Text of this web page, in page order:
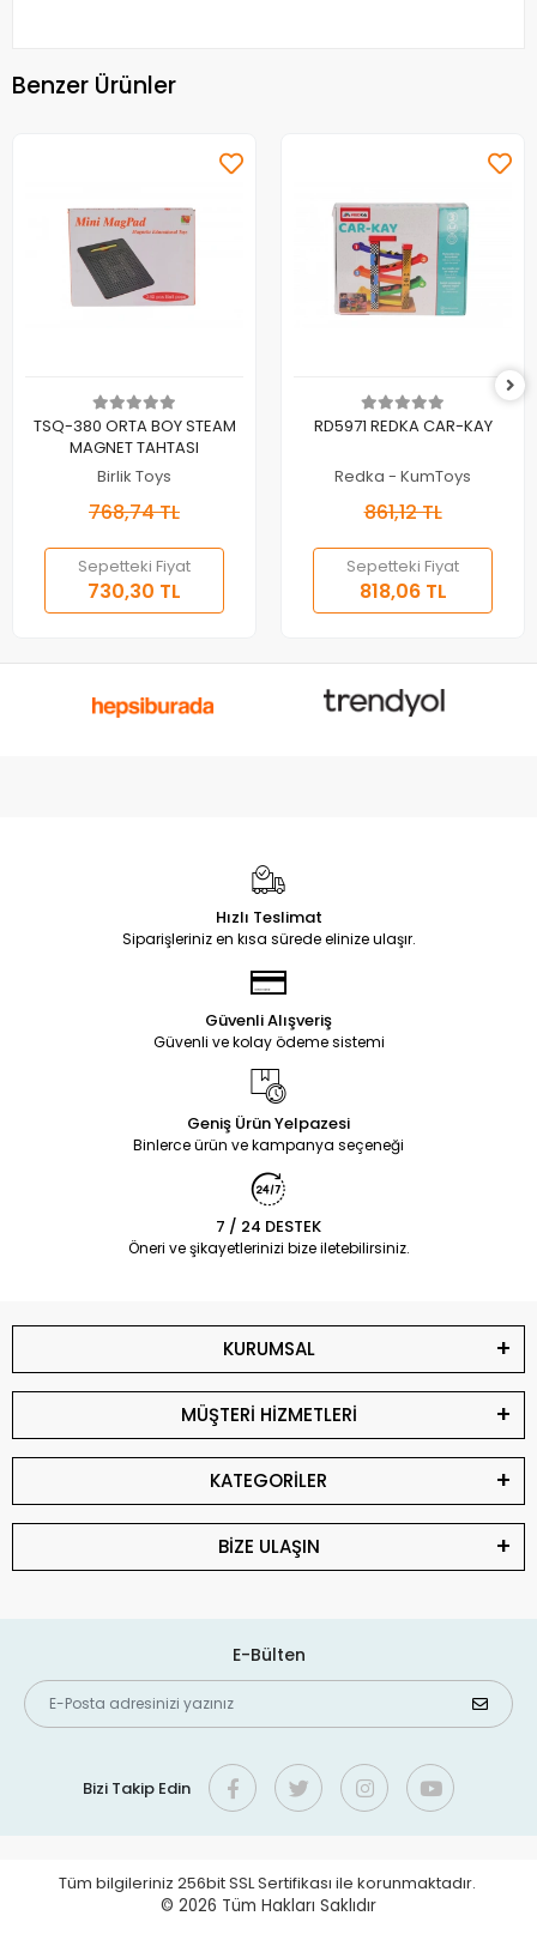
Benzer Ürünler
Sepete Ekle
TSQ-380 ORTA BOY STEAM
MAGNET TAHTASI
Birlik Toys
768,74 TL
Sepetteki Fiyat
730,30 TL
Sepete Ekle
RD5971 REDKA CAR-KAY
Redka - KumToys
861,12 TL
Sepetteki Fiyat
818,06 TL
Hızlı Teslimat
Siparişleriniz en kısa sürede elinize ulaşır.
Güvenli Alışveriş
Güvenli ve kolay ödeme sistemi
Geniş Ürün Yelpazesi
Binlerce ürün ve kampanya seçeneği
7 / 24 DESTEK
Öneri ve şikayetlerinizi bize iletebilirsiniz.
KURUMSAL
MÜŞTERİ HİZMETLERİ
KATEGORİLER
BİZE ULAŞIN
E-Bülten
Bizi Takip Edin
Tüm bilgileriniz 256bit SSL Sertifikası ile korunmaktadır.
© 2026 Tüm Hakları Saklıdır